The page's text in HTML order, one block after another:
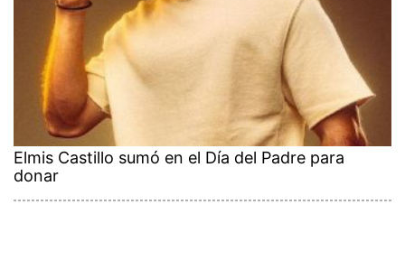
Elmis Castillo sumó en el Día del Padre para
donar